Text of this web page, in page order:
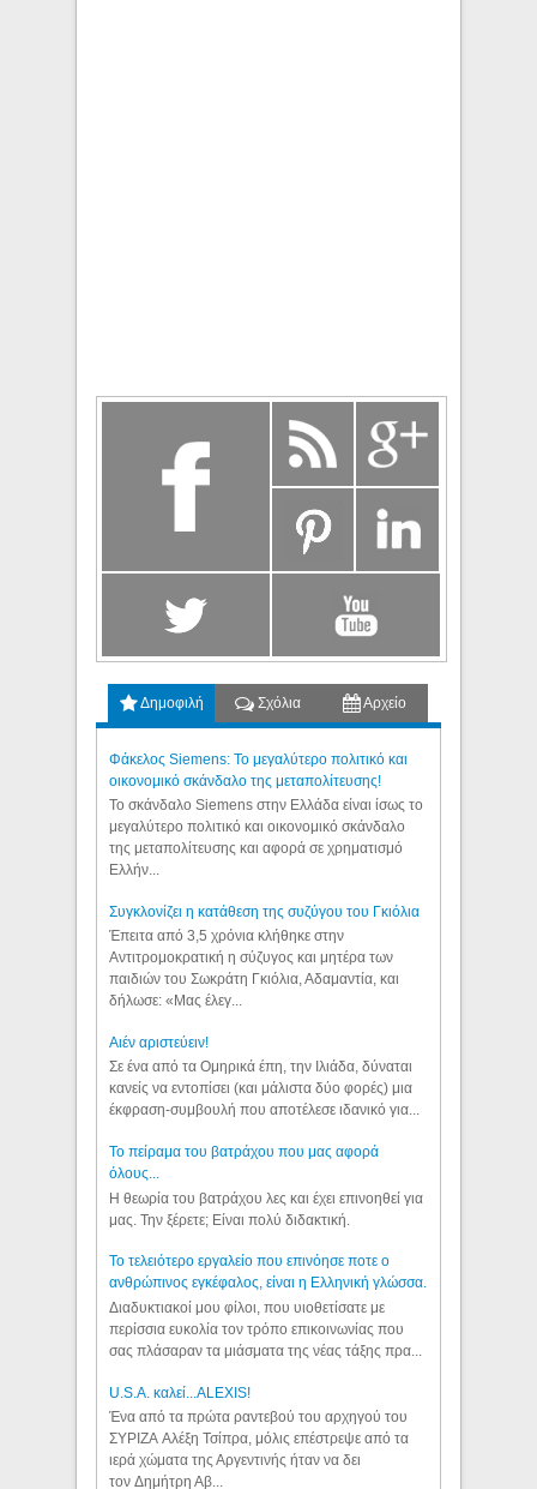
Δημοφιλή Σχόλια Αρχείο
Φάκελος Siemens: Το μεγαλύτερο πολιτικό και
οικονομικό σκάνδαλο της μεταπολίτευσης!
Το σκάνδαλο Siemens στην Ελλάδα είναι ίσως το
μεγαλύτερο πολιτικό και οικονομικό σκάνδαλο
της μεταπολίτευσης και αφορά σε χρηματισμό
Ελλήν...
Συγκλονίζει η κατάθεση της συζύγου του Γκιόλια
Έπειτα από 3,5 χρόνια κλήθηκε στην
Αντιτρομοκρατική η σύζυγος και μητέρα των
παιδιών του Σωκράτη Γκιόλια, Αδαμαντία, και
δήλωσε: «Μας έλεγ...
Aιέν αριστεύειν!
Σε ένα από τα Ομηρικά έπη, την Ιλιάδα, δύναται
κανείς να εντοπίσει (και μάλιστα δύο φορές) μια
έκφραση-συμβουλή που αποτέλεσε ιδανικό για...
Το πείραμα του βατράχου που μας αφορά
όλους...
Η θεωρία του βατράχου λες και έχει επινοηθεί για
μας. Την ξέρετε; Είναι πολύ διδακτική.
Το τελειότερο εργαλείο που επινόησε ποτε ο
ανθρώπινος εγκέφαλος, είναι η Ελληνική γλώσσα.
Διαδυκτιακοί μου φίλοι, που υιοθετίσατε με
περίσσια ευκολία τον τρόπο επικοινωνίας που
σας πλάσαραν τα μιάσματα της νέας τάξης πρα...
U.S.A. καλεί...ALEXIS!
Ένα από τα πρώτα ραντεβού του αρχηγού του
ΣΥΡΙΖΑ Αλέξη Τσίπρα, μόλις επέστρεψε από τα
ιερά χώματα της Αργεντινής ήταν να δει
τον Δημήτρη Αβ...